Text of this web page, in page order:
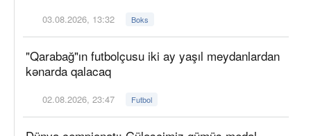
03.08.2026, 13:32 Boks
"Qarabağ"ın futbolçusu iki ay yaşıl meydanlardan
kənarda qalacaq
02.08.2026, 23:47 Futbol